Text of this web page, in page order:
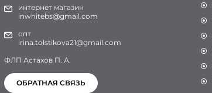
интернет магазин
inwhitebs@gmail.com
опт
irina.tolstikova21@gmail.com
ФЛП Астахов П. А.
ОБРАТНАЯ СВЯЗЬ